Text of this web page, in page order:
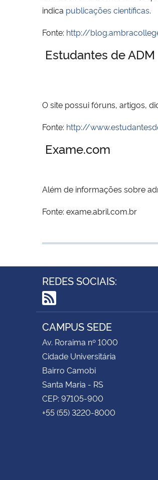
indica publicações científicas.
Fonte: http://
Estudantes de ADM
O site possui fóruns, artigos,
Fonte: http://
Exame.com
Além de informações sobre
Fonte: exame.abril.com.br
REDES SOCIAIS:
RSS
CAMPUS SEDE
Av. Roraima nº 1000
Cidade Universitária
Bairro Camobi
Santa Maria - RS
CEP: 97105-900
+55 (55) 3220-8000